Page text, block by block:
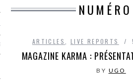
GROUPES DU LOCAL
ARTICLES LIVE REPORTS
MAGAZINE KARMA :
BY UGO